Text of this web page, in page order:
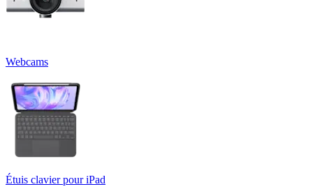
Webcams
Étuis clavier pour iPad